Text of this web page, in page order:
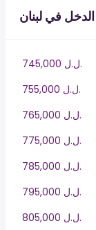
في لبنان
745,000 ل.ل.‎
755,000 ل.ل.‎
765,000 ل.ل.‎
775,000 ل.ل.‎
785,000 ل.ل.‎
795,000 ل.ل.‎
805,000 ل.ل.‎